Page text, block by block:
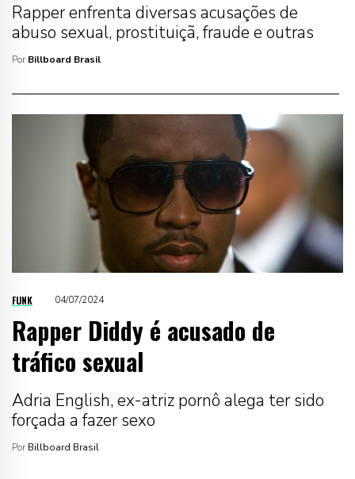
Rapper enfrenta diversas acusações de
abuso sexual, prostituiçã, fraude e outras
Por Billboard Brasil
FUNK 04/07/2024
Rapper Diddy é acusado de
tráfico sexual
Adria English, ex-atriz pornô alega ter sido
forçada a fazer sexo
Por Billboard Brasil